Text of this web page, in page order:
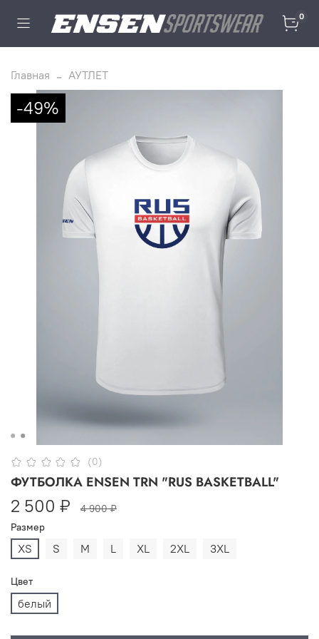
0
Главная АУТЛЕТ
-49%
(0)
ФУТБОЛКА ENSEN TRN "RUS BASKETBALL"
2 500 ₽
4 900 ₽
Размер
XS S M L XL 2XL 3XL
Цвет
белый